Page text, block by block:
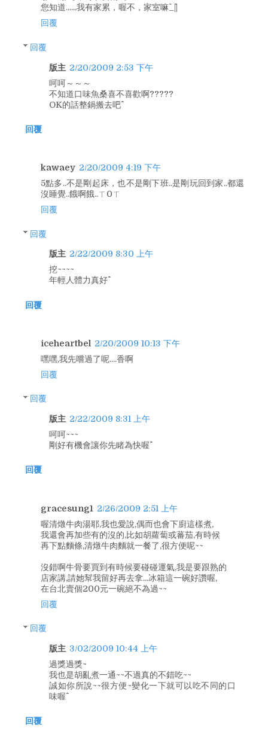
您知道......我有家累，喔不，家室嘛^_^||
回覆
回覆
版主 2/20/2009 2:53 下午
呵呵～～～
不知道口味魚桑喜不喜歡啊?????
OK的話整鍋搬去吧^^
回覆
kawaey 2/20/2009 4:19 下午
5點多..不是剛起床，也不是剛下班..是剛玩回到家..都還
沒睡覺..餓啊餓..ㄒ0ㄒ
回覆
回覆
版主 2/22/2009 8:30 上午
挖~~~~
年輕人體力真好^^
回覆
iceheartbel
2/20/2009 10:13 下午
嘿嘿,我先嚐過了呢....香啊
回覆
回覆
版主 2/22/2009 8:31 上午
呵呵~~~
剛好有機會讓你先睹為快喔^^
回覆
gracesung1 2/26/2009 2:51 上午
喔清燉牛肉湯耶,我也愛說,偶而也會下廚這樣煮,
我還會再加些有的沒的,比如胡蘿蔔或蕃茄,有時候
再下點麵條,清燉牛肉麵就一餐了,很方便呢~~
沒錯啊牛骨要買到有時候要碰碰運氣,我是要跟熟的
店家講,請她幫我留好再去拿...冰箱這一碗好讚喔,
在台北賣個200元一碗絕不為過~~
回覆
回覆
版主 3/02/2009 10:44 上午
過獎過獎~
我也是胡亂煮一通~~不過真的不錯吃~~
誠如你所說~~很方便~變化一下就可以吃不同的口
味喔^^
回覆